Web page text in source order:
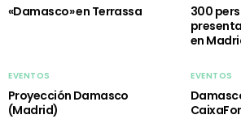
«Damasco» en Terrassa
300
en
EVENTOS
Proyección Damasco
(Madrid)
EVENTOS